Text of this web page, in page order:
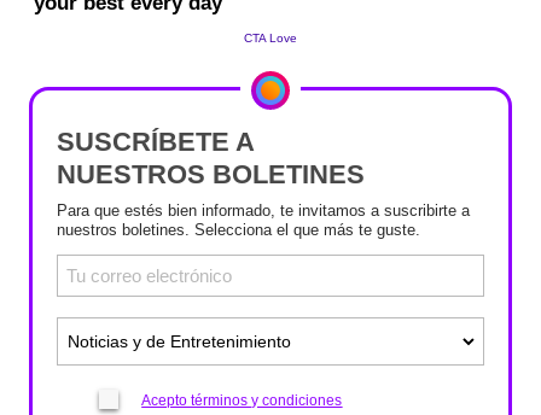
SUSCRÍBETE A
NUESTROS BOLETINES
Para que estés bien informado, te invitamos a suscribirte a
nuestros boletines. Selecciona el que más te guste.
Acepto términos y condiciones